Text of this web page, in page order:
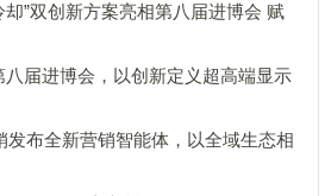
”双创新方案亮相第八届进博会 赋
届进博会，以创新定义超高端显示
发布全新营销智能体，以全域生态相